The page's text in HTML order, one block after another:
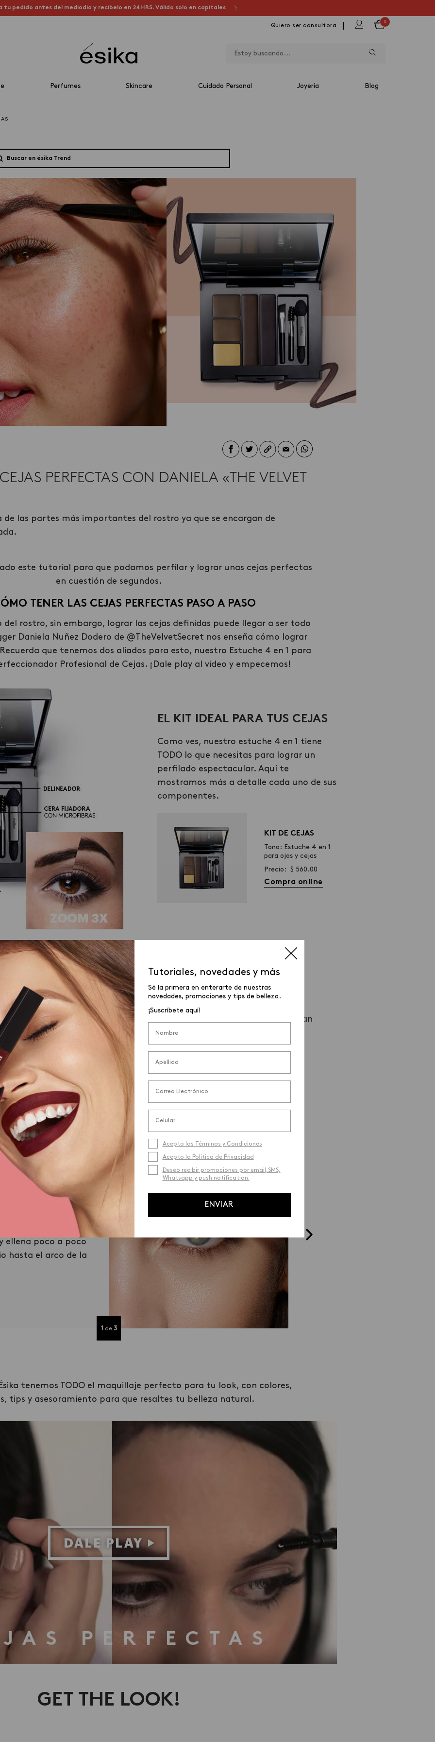
tu pedido antes del mediodía y recíbelo en 24HRS. Válido solo en capitales
Quiero ser consultora
0
Perfumes Skincare Cuidado Personal Joyería Blog
PERFECTAS CON DANIELA «THE VELVET
de las partes más importantes del rostro ya que se encargan de
este tutorial para que podamos perfilar y lograr unas cejas perfectas
en cuestión de segundos.
TENER LAS CEJAS PERFECTAS PASO A PASO
del rostro, sin embargo, lograr las cejas definidas puede llegar a ser todo
Daniela Nuñez Dodero de @TheVelvetSecret nos enseña cómo lograr
que tenemos dos aliados para esto, nuestro Estuche 4 en 1 para
Profesional de Cejas. ¡Dale play al video y empecemos!
E L KIT IDEAL PARA TUS CEJAS
Como ves, nuestro estuche 4 en 1 tiene
TODO lo que necesitas para lograr un
perfilado espectacular. Aquí te
mostramos más a detalle cada uno de sus
componentes.
KIT DE CEJAS
Tono: Estuche 4 en 1
para ojos y cejas
Precio: $ 560.00
Compra online
NECESITAS PARA UN ACABADO NATURAL
super natural puedes optar por los
. Estos te ayudan
vacíos sin marcar demasiado y son perfectos para el día a día.
perfeccionador profesional de cejas,la punta es triangular para un
y además viene con un cepillo que sirve para difuminar el color
después del trazo.
¿Cómo lo uso? De este modo…
ellena poco a poco
hasta el arco de la
_02
Trazo Delgado
Sigue rellenando según se va
estrechando la ceja desde el arco
hasta el final.
Difumina y peina esparciendo
1 de 3
tenemos TODO el maquillaje perfecto para tu look, con colores,
tips y asesoramiento para que resaltes tu belleza natural.
GET THE LOOK!
Tutoriales, novedades y más
Sé la primera en enterarte de nuestras
novedades, promociones y tips de belleza.
¡Suscríbete aquí!
Acepto los Términos y Condiciones
Acepto la Política de Privacidad
Deseo recibir promociones por email,SMS,
Whatsapp y push notification.
ENVIAR